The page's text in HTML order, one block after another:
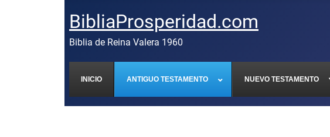
BibliaProsperidad.com
Biblia de Reina Valera 1960
INICIO ANTIGUO TESTAMENTO NUEVO TESTAMENTO